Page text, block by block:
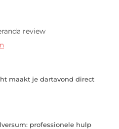
review
maakt je dartavond direct
professionele hulp